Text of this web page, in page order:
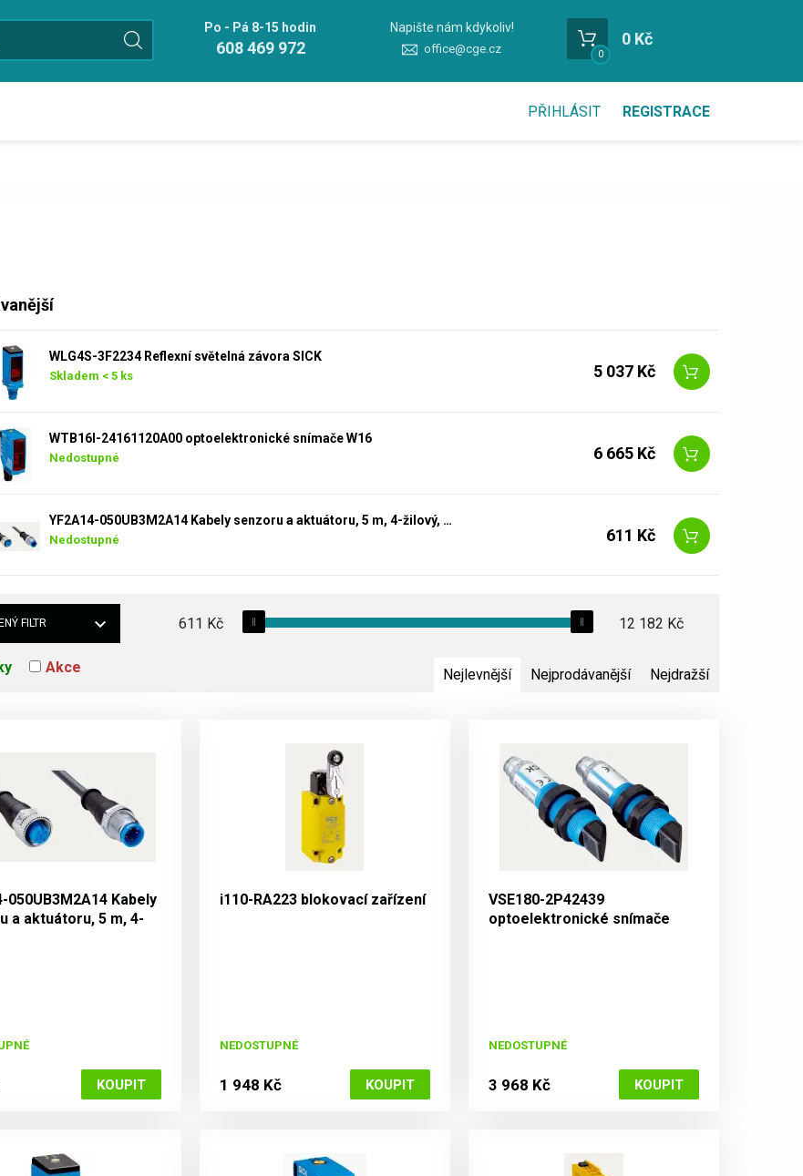
Po - Pá 8-15 hodin
608 469 972
Napište nám kdykoliv!
office@cge.cz 0
0 Kč
PŘIHLÁSIT REGISTRACE
WLG4S-3F2234 Reflexní světelná závora SICK
Skladem < 5 ks 5 037 Kč
WTB16I-24161120A00 optoelektronické snímače W16
Nedostupné 6 665 Kč
YF2A14-050UB3M2A14 Kabely senzoru a aktuátoru, 5 m, 4-žilový, PUR
Nedostupné 611 Kč
FILTR 611 Kč 12 182 Kč
Akce Nejlevnější Nejprodávanější Nejdražší
050UB3M2A14 Kabely
a aktuátoru, 5 m, 4-
i110-RA223 blokovací zařízení
NEDOSTUPNÉ
1 948 Kč
VSE180-2P42439
optoelektronické snímače
NEDOSTUPNÉ
3 968 Kč